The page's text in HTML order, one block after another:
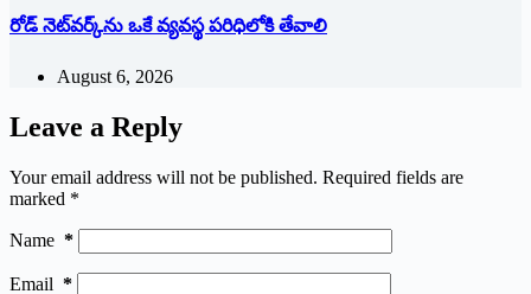
రోడ్ నెట్‌వర్క్‌ను ఒకే వ్య‌వ‌స్థ ప‌రిధిలోకి తేవాలి
August 6, 2026
Leave a Reply
Your email address will not be published. Required fields are
marked *
Name *
Email *